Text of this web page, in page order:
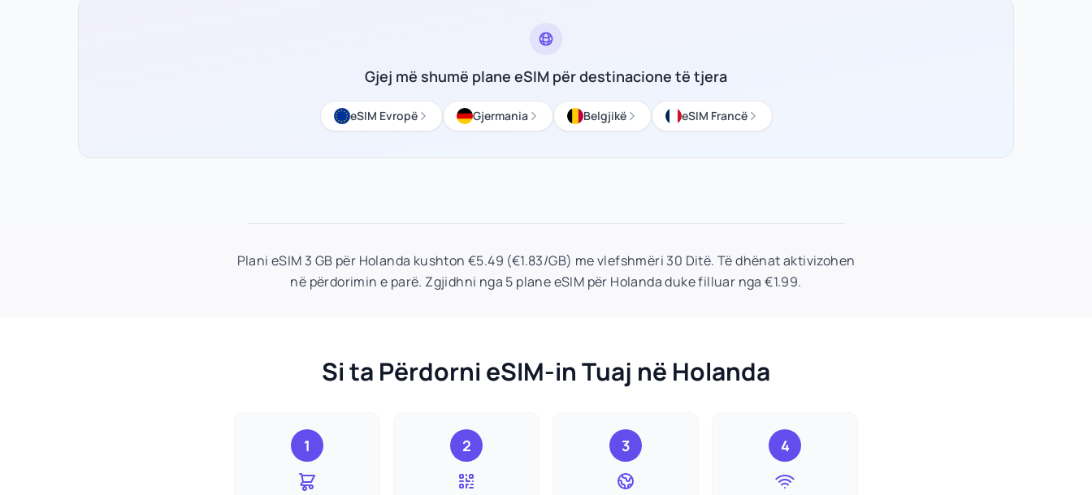
Gjej më shumë plane eSIM për destinacione të tjera
eSIM Evropë Gjermania Belgjikë eSIM Francë
Plani eSIM 3 GB për Holanda kushton €5.49 (€1.83/GB) me vlefshmëri 30 Ditë. Të dhënat aktivizohen
në përdorimin e parë. Zgjidhni nga 5 plane eSIM për Holanda duke filluar nga €1.99.
Si ta Përdorni eSIM-in Tuaj në Holanda
1 2 3 4